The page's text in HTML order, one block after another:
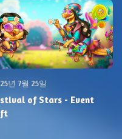
년 7월 25일
of Stars - Event